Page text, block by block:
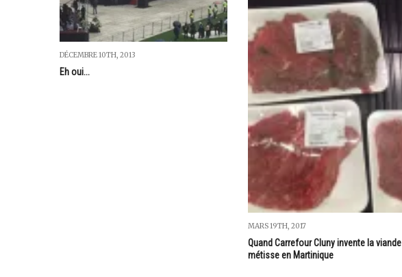
DÉCEMBRE 10TH, 2013
Eh oui...
MARS 19TH, 2017
Quand Carrefour Cluny invente la viande
métisse en Martinique